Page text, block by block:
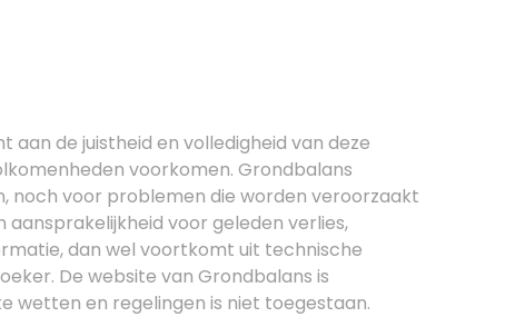
de juistheid en volledigheid van deze
voorkomen. Grondbalans
noch voor problemen die worden veroorzaakt
voor geleden verlies,
dan wel voortkomt uit technische
De website van Grondbalans is
wetten en regelingen is niet toegestaan.